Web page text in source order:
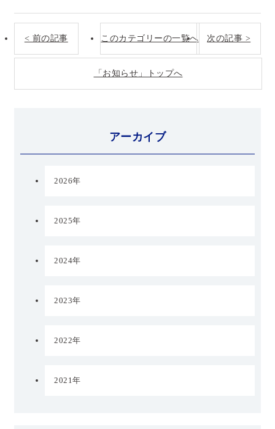
< 前の記事 このカテゴリーの一覧へ 次の記事 >
「お知らせ」トップへ
アーカイブ
2026年
2025年
2024年
2023年
2022年
2021年